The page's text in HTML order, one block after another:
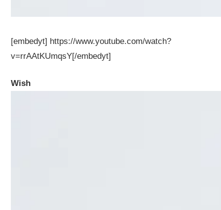
[embedyt] https://www.youtube.com/watch?
v=rrAAtKUmqsY[/embedyt]
Wish